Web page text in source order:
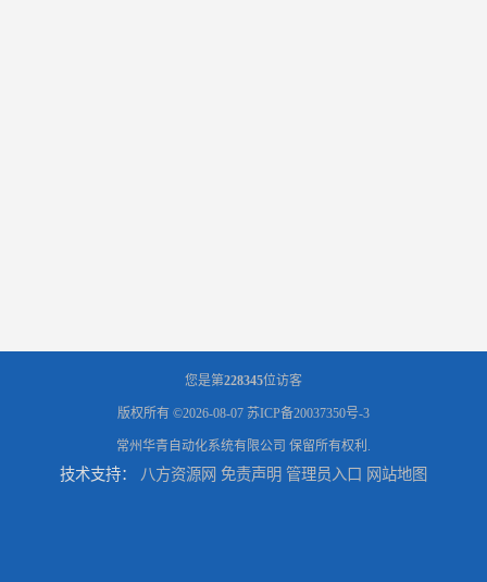
您是第228345位访客
版权所有 ©2026-08-07 苏ICP备20037350号-3
常州华青自动化系统有限公司 保留所有权利.
技术支持： 八方资源网 免责声明 管理员入口 网站地图